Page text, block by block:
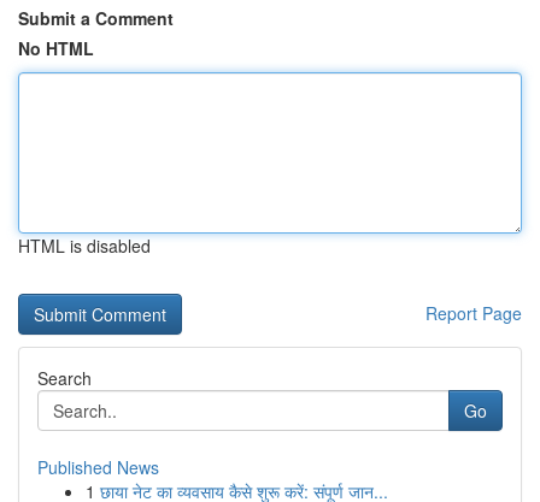
Submit a Comment
No HTML
HTML is disabled
Report Page
Search
Go
Published News
1 छाया नेट का व्यवसाय कैसे शुरू करें: संपूर्ण जान...